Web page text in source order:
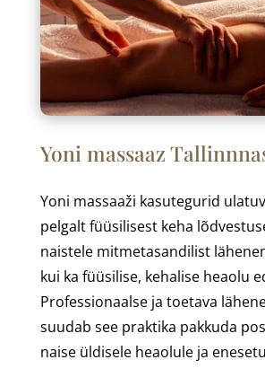
Yoni massaaz
Yoni massaaži kasutegurid
pelgalt füüsilisest keha
naistele mitmetasandilist
kui ka füüsilise, kehalise heaolu
Professionaalse ja toetava
suudab see praktika pakkuda
naise üldisele heaolule ja